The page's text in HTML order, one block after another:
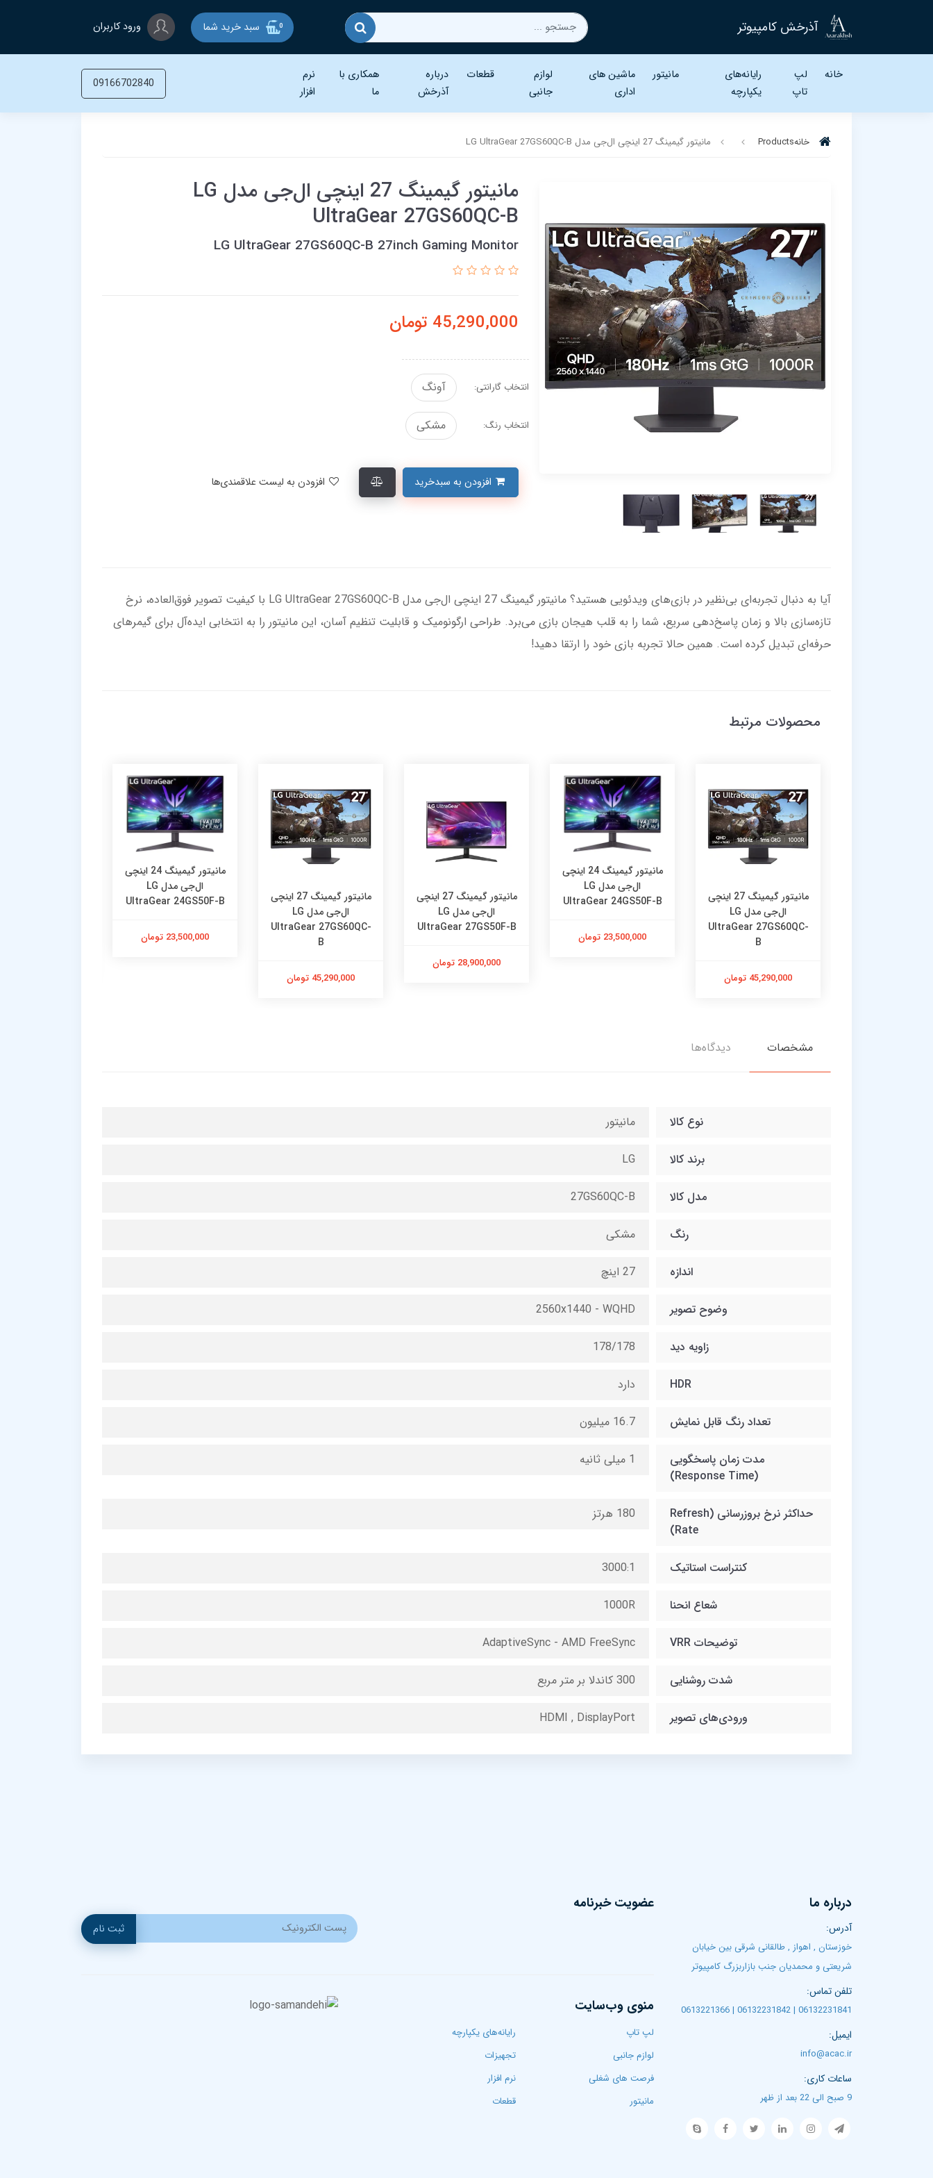
آذرخش کامپیوتر 0 سبد خرید شما ورود کاربران
خانه
لپ
تاپ‌
رایانه‌های
یکپارچه
مانیتور
ماشین های
اداری
لوازم
جانبی
قطعات
درباره
آذرخش
همکاری با
ما
نرم
افزار
09166702840
خانهProducts مانیتور گیمینگ 27 اینچی ال‌جی مدل LG UltraGear 27GS60QC-B
مانیتور گیمینگ 27 اینچی ال‌جی مدل LG
UltraGear 27GS60QC-B
LG UltraGear 27GS60QC-B 27inch Gaming Monitor
45,290,000 تومان
انتخاب گارانتی: آونگ
انتخاب رنگ: مشکی
آیا به دنبال تجربه‌ای بی‌نظیر در بازی‌های ویدئویی هستید؟ مانیتور گیمینگ 27 اینچی ال‌جی مدل LG UltraGear 27GS60QC-B با کیفیت تصویر فوق‌العاده، نرخ
تازه‌سازی بالا و زمان پاسخ‌دهی سریع، شما را به قلب هیجان بازی می‌برد. طراحی ارگونومیک و قابلیت تنظیم آسان، این مانیتور را به انتخابی ایده‌آل برای گیمرهای
حرفه‌ای تبدیل کرده است. همین حالا تجربه بازی خود را ارتقا دهید!
محصولات مرتبط
مانیتور گیمینگ 27 اینچی
ال‌جی مدل LG
UltraGear 27GS60QC-
B
45,290,000 تومان
مانیتور گیمینگ 24 اینچی
ال‌جی مدل LG
UltraGear 24GS50F-B
23,500,000 تومان
مانیتور گیمینگ 27 اینچی
ال‌جی مدل LG
UltraGear 27GS50F-B
28,900,000 تومان
مانیتور گیمینگ 27 اینچی
ال‌جی مدل LG
UltraGear 27GS60QC-
B
45,290,000 تومان
مانیتور گیمینگ 24 اینچی
ال‌جی مدل LG
UltraGear 24GS50F-B
23,500,000 تومان
مشخصات دیدگاه‌ها
نوع کالا مانیتور
برند کالا LG
مدل کالا 27GS60QC-B
رنگ مشکی
اندازه 27 اینچ
وضوح تصویر 2560x1440 - WQHD
زاویه دید 178/178
HDR دارد
تعداد رنگ قابل نمایش 16.7 میلیون
مدت زمان پاسخگویی
(Response Time)
1 میلی ثانیه
حداکثر نرخ بروزرسانی (Refresh
Rate)
180 هرتز
کنتراست استاتیک 3000:1
شعاع انحنا 1000R
توضیحات VRR AdaptiveSync - AMD FreeSync
شدت روشنایی 300 کاندلا بر متر مربع
ورودی‌های تصویر HDMI , DisplayPort
درباره ما
آدرس:
خوزستان , اهواز , طالقانی شرقی بین خیابان
شریعتی و محمدیان جنب بازاربزرگ کامپیوتر
تلفن تماس:
06132231841 | 06132231842 | 0613221366
ایمیل:
info@acac.ir
ساعات کاری:
9 صبح الی 22 بعد از ظهر
عضویت خبرنامه
ثبت نام
منوی وب‌سایت
لپ تاپ‌
رایانه‌های یکپارچه
لوازم جانبی
تجهیزات
فرصت های شغلی
نرم افزار
مانیتور
قطعات